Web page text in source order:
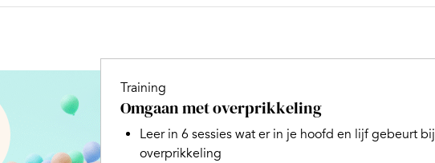
Training
Omgaan met overprikkeling
Leer in 6 sessies wat er in je hoofd en lijf gebeurt bij
overprikkeling